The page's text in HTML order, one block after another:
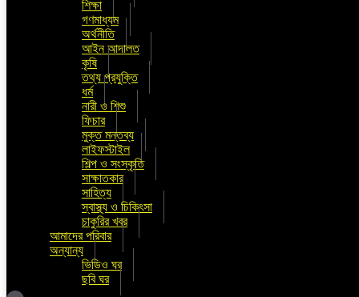
শিক্ষা
গণমাধ্যম
অর্থনীতি
আইন আদালত
কৃষি
তথ্য প্রযুক্তি
ধর্ম
নারী ও শিশু
ফিচার
মুক্ত মন্তব্য
লাইফস্টাইল
শিল্প ও সংস্কৃতি
সাক্ষাতকার
সাহিত্য
স্বাস্থ্য ও চিকিৎসা
চাকুরির খবর
আমাদের পরিবার
অন্যান্য
ভিডিও ঘর
ছবি ঘর